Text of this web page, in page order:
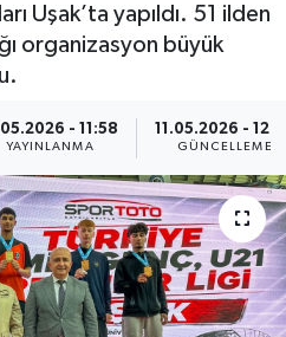
Uşak’ta yapıldı. 51 ilden
organizasyon büyük
- 11:58
YAYINLANMA
11.05.2026 -
GÜNCELLEME